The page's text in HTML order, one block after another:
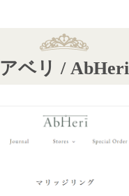
アベリ / AbHeri